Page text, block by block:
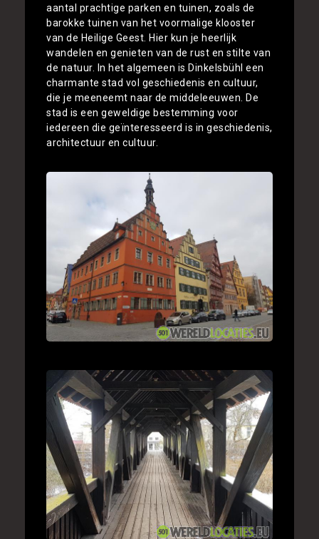
aantal prachtige parken en tuinen, zoals de
barokke tuinen van het voormalige klooster
van de Heilige Geest. Hier kun je heerlijk
wandelen en genieten van de rust en stilte van
de natuur. In het algemeen is Dinkelsbühl een
charmante stad vol geschiedenis en cultuur,
die je meeneemt naar de middeleeuwen. De
stad is een geweldige bestemming voor
iedereen die geïnteresseerd is in geschiedenis,
architectuur en cultuur.